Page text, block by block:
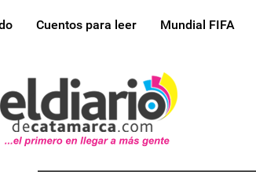
Cuentos para leer Mundial FIFA